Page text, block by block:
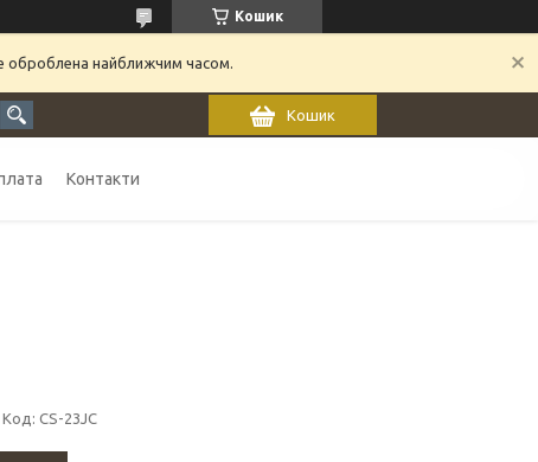
Кошик
оброблена найближчим часом.
Кошик
Контакти
Код: CS-23JC